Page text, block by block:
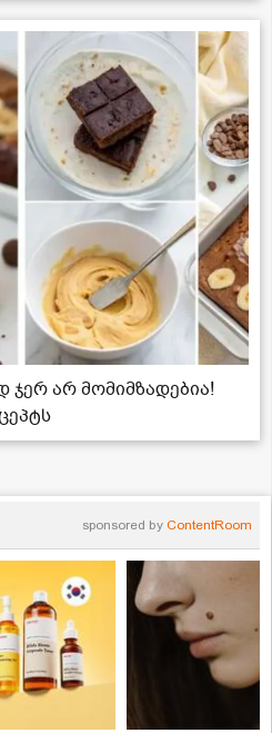
ჯერ არ მომიმზადებია!
sponsored by ContentRoom